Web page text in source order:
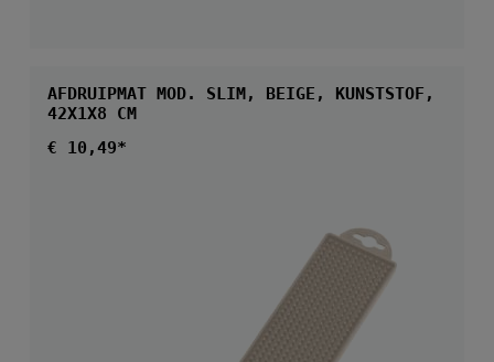
AFDRUIPMAT MOD. SLIM, BEIGE, KUNSTSTOF,
42X1X8 CM
Normale prijs:
€ 10,49*